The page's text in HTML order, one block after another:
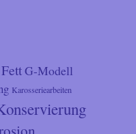
FettG-Modell
Karosseriearbeiten